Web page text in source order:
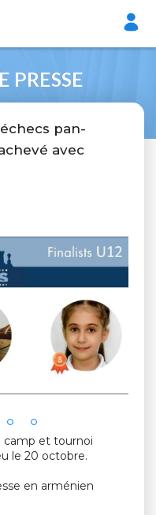
PRESSE
pan-
avec
camp et tournoi
le 20 octobre.
en arménien